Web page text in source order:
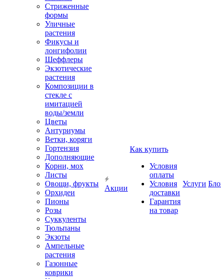
Стриженные
формы
Уличные
растения
Фикусы и
лонгифолии
Шеффлеры
Экзотические
растения
Композиции в
стекле с
имитацией
воды/земли
Цветы
Антуриумы
Ветки, коряги
Гортензия
Дополняющие
Корни, мох
Листы
Овощи, фрукты
Орхидеи
Пионы
Розы
Суккуленты
Тюльпаны
Экзоты
Ампельные
растения
Газонные
коврики
Акции
Как купить
Условия
оплаты
Условия
доставки
Гарантия
на товар
Услуги